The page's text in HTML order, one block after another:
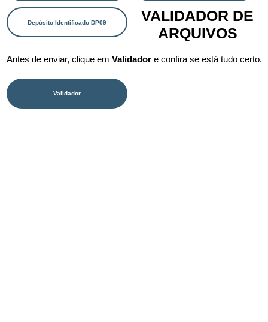
VALIDADOR DE
ARQUIVOS
Antes de enviar, clique em Validadore confira se está tudo certo.